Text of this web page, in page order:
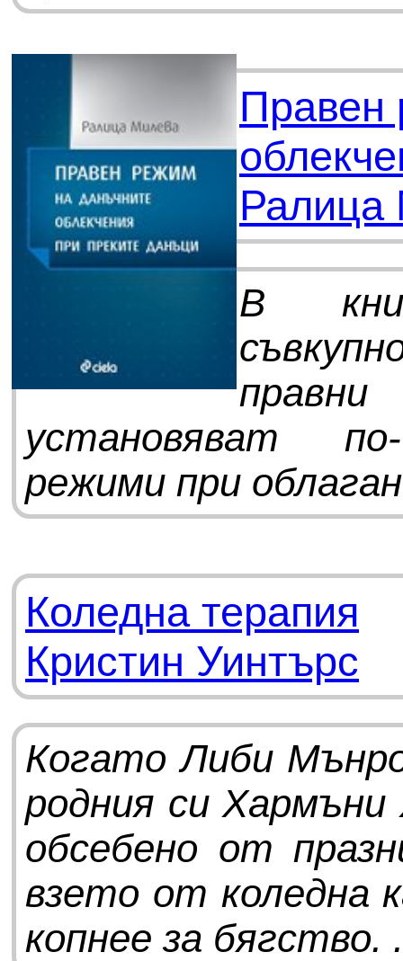
Правен
Ралица
В
установяват
режими при
Коледна терапия
Кристин Уинтърс
Когато Либи
родния си Хармъни
обсебено от
взето от коледна
копнее за бягство.